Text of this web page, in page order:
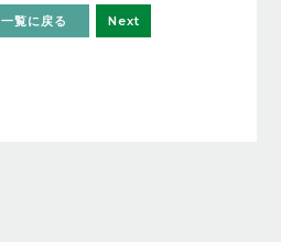
一覧に戻る Next